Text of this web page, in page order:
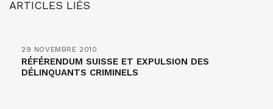
ARTICLES LIÉS
29 NOVEMBRE 2010
RÉFÉRENDUM SUISSE ET EXPULSION DES
DÉLINQUANTS CRIMINELS